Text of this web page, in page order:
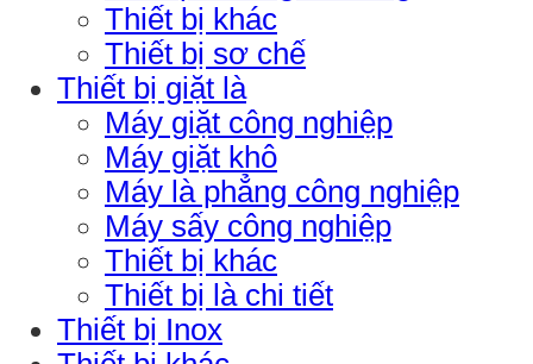
Thiết bị khác
Thiết bị sơ chế
Thiết bị giặt là
Máy giặt công nghiệp
Máy giặt khô
Máy là phẳng công nghiệp
Máy sấy công nghiệp
Thiết bị khác
Thiết bị là chi tiết
Thiết bị Inox